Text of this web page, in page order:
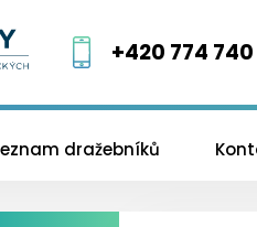
+420 774
dražebníků